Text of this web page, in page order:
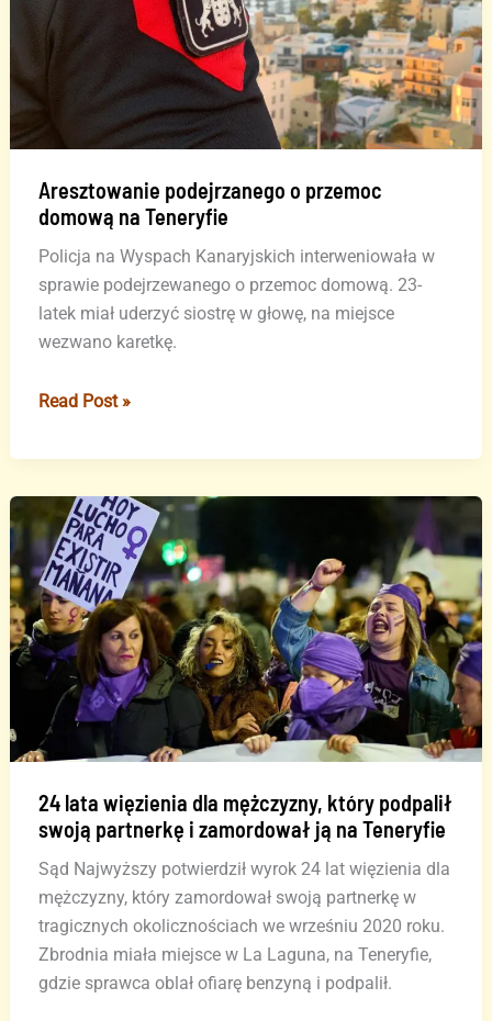
przemocy
seksualnej
Aresztowanie podejrzanego o przemoc
domową na Teneryfie
Policja na Wyspach Kanaryjskich interweniowała w
sprawie podejrzewanego o przemoc domową. 23-
latek miał uderzyć siostrę w głowę, na miejsce
wezwano karetkę.
Aresztowanie
o
domową
na
Teneryfie
Read Post »
24 lata więzienia dla mężczyzny, który podpalił
swoją partnerkę i zamordował ją na Teneryfie
Sąd Najwyższy potwierdził wyrok 24 lat więzienia dla
mężczyzny, który zamordował swoją partnerkę w
tragicznych okolicznościach we wrześniu 2020 roku.
Zbrodnia miała miejsce w La Laguna, na Teneryfie,
gdzie sprawca oblał ofiarę benzyną i podpalił.